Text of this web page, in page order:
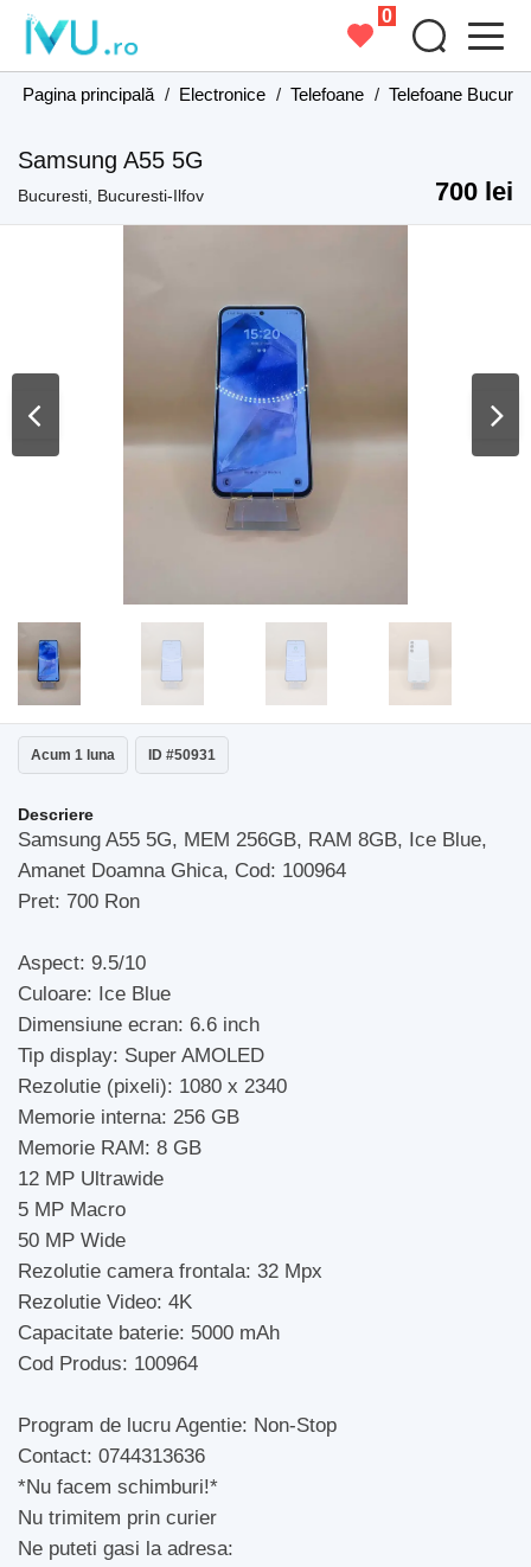
0
Pagina principală / Electronice / Telefoane / Telefoane
Samsung A55 5G
Bucuresti, Bucuresti-Ilfov 700 lei
Acum 1 luna ID #50931
Descriere
Samsung A55 5G, MEM 256GB, RAM 8GB, Ice Blue,
Amanet Doamna Ghica, Cod: 100964
Pret: 700 Ron
Aspect: 9.5/10
Culoare: Ice Blue
Dimensiune ecran: 6.6 inch
Tip display: Super AMOLED
Rezolutie (pixeli): 1080 x 2340
Memorie interna: 256 GB
Memorie RAM: 8 GB
12 MP Ultrawide
5 MP Macro
50 MP Wide
Rezolutie camera frontala: 32 Mpx
Rezolutie Video: 4K
Capacitate baterie: 5000 mAh
Cod Produs: 100964
Program de lucru Agentie: Non-Stop
Contact: 0744313636
*Nu facem schimburi!*
Nu trimitem prin curier
Ne puteti gasi la adresa: